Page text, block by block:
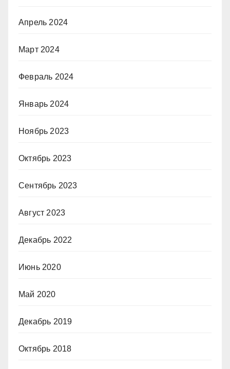
Апрель 2024
Март 2024
Февраль 2024
Январь 2024
Ноябрь 2023
Октябрь 2023
Сентябрь 2023
Август 2023
Декабрь 2022
Июнь 2020
Май 2020
Декабрь 2019
Октябрь 2018